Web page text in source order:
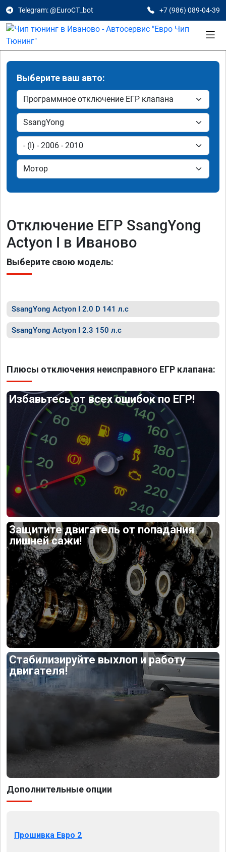
Telegram: @EuroCT_bot +7 (986) 089-04-39
Выберите ваш авто:
Отключение ЕГР SsangYong
Actyon I в Иваново
Выберите свою модель:
SsangYong Actyon I 2.0 D 141 л.с
SsangYong Actyon I 2.3 150 л.с
Плюсы отключения неисправного ЕГР клапана:
Избавьтесь от всех ошибок по ЕГР!
Защитите двигатель от попадания
лишней сажи!
Стабилизируйте выхлоп и работу
двигателя!
Дополнительные опции
Прошивка Евро 2